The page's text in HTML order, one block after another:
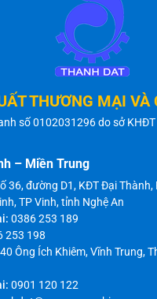
THƯƠNG MẠI
số 0102031296 do sở
– Miền Trung
36, đường D1, KĐT Đại Thành,
TP Vinh, tỉnh Nghệ An
0386 253 189
253 198
Ông Ích Khiêm, Vĩnh Trung,
0901 120 122